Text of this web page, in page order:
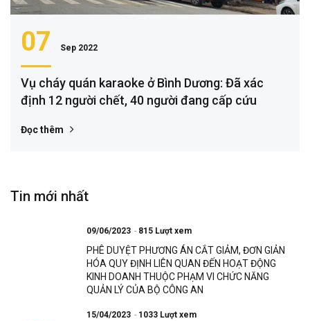
07 Sep 2022
Vụ cháy quán karaoke ở Bình Dương: Đã xác
định 12 người chết, 40 người đang cấp cứu
Đọc thêm
Tin mới nhất
09/06/2023 815 Lượt xem
PHÊ DUYỆT PHƯƠNG ÁN CẮT GIẢM, ĐƠN GIẢN
HÓA QUY ĐỊNH LIÊN QUAN ĐẾN HOẠT ĐỘNG
KINH DOANH THUỘC PHẠM VI CHỨC NĂNG
QUẢN LÝ CỦA BỘ CÔNG AN
15/04/2023 1033 Lượt xem